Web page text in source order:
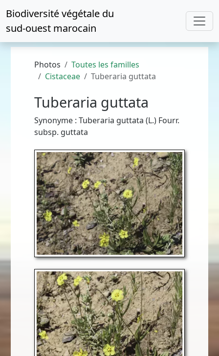
Biodiversité végétale du
sud-ouest marocain
Photos
Toutes les familles
Cistaceae
Tuberaria guttata
Tuberaria guttata
Synonyme : Tuberaria guttata (L.) Fourr.
subsp. guttata